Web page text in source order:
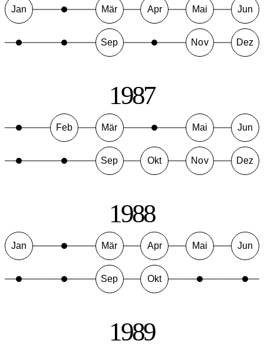
Jan Mär Apr Mai Jun
Sep Nov Dez
1987
Feb Mär Mai Jun
Sep Okt Nov Dez
1988
Jan Mär Apr Mai Jun
Sep Okt
1989